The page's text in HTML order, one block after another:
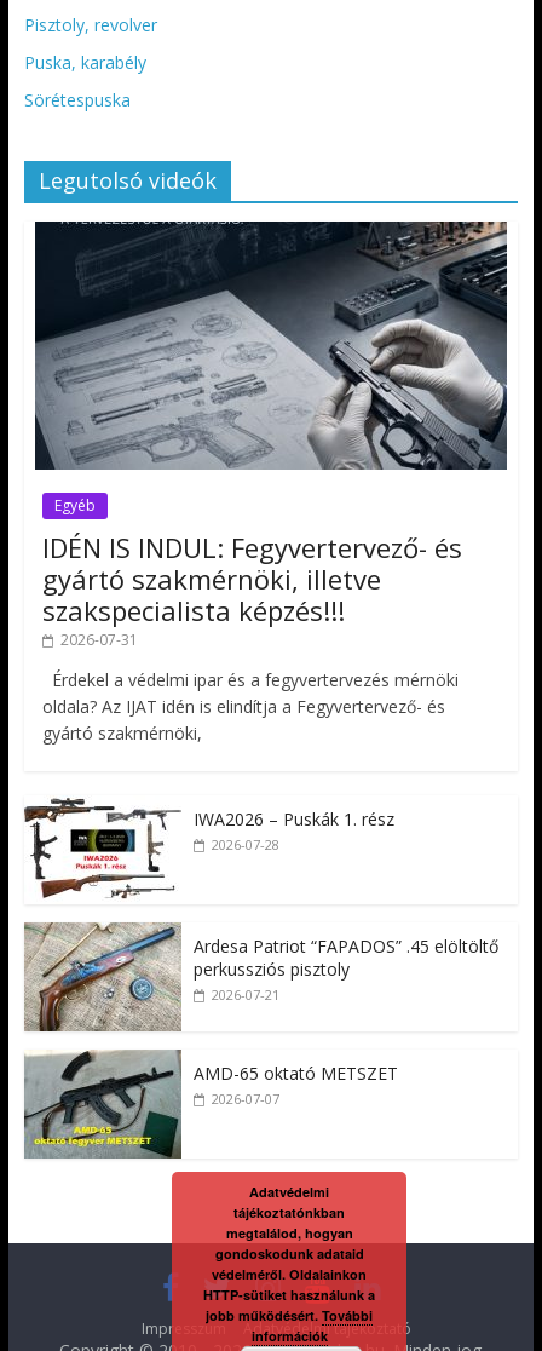
Pisztoly, revolver
Puska, karabély
Sörétespuska
Legutolsó videók
Egyéb
IDÉN IS INDUL: Fegyvertervező- és
gyártó szakmérnöki, illetve
szakspecialista képzés!!!
2026-07-31
Érdekel a védelmi ipar és a fegyvertervezés mérnöki
oldala? Az IJAT idén is elindítja a Fegyvertervező- és
gyártó szakmérnöki,
IWA2026 – Puskák 1. rész
2026-07-28
Ardesa Patriot “FAPADOS” .45 elöltöltő
perkussziós pisztoly
2026-07-21
AMD-65 oktató METSZET
2026-07-07
Impresszum Adatvédelmi tájékoztató
Adatvédelmi
tájékoztatónkban
megtalálod, hogyan
gondoskodunk adataid
védelméről. Oldalainkon
HTTP-sütiket használunk a
jobb működésért. További
információk